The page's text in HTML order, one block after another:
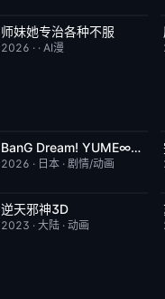
完结
师妹她专治各种不服
2026 · ·AI漫
更新至第08集 7.0BanG Dream! YUME∞MITA
2026 · 日本 ·剧情/动画
更新至第49集
逆天邪神3D
2023 ·大陆 ·动画